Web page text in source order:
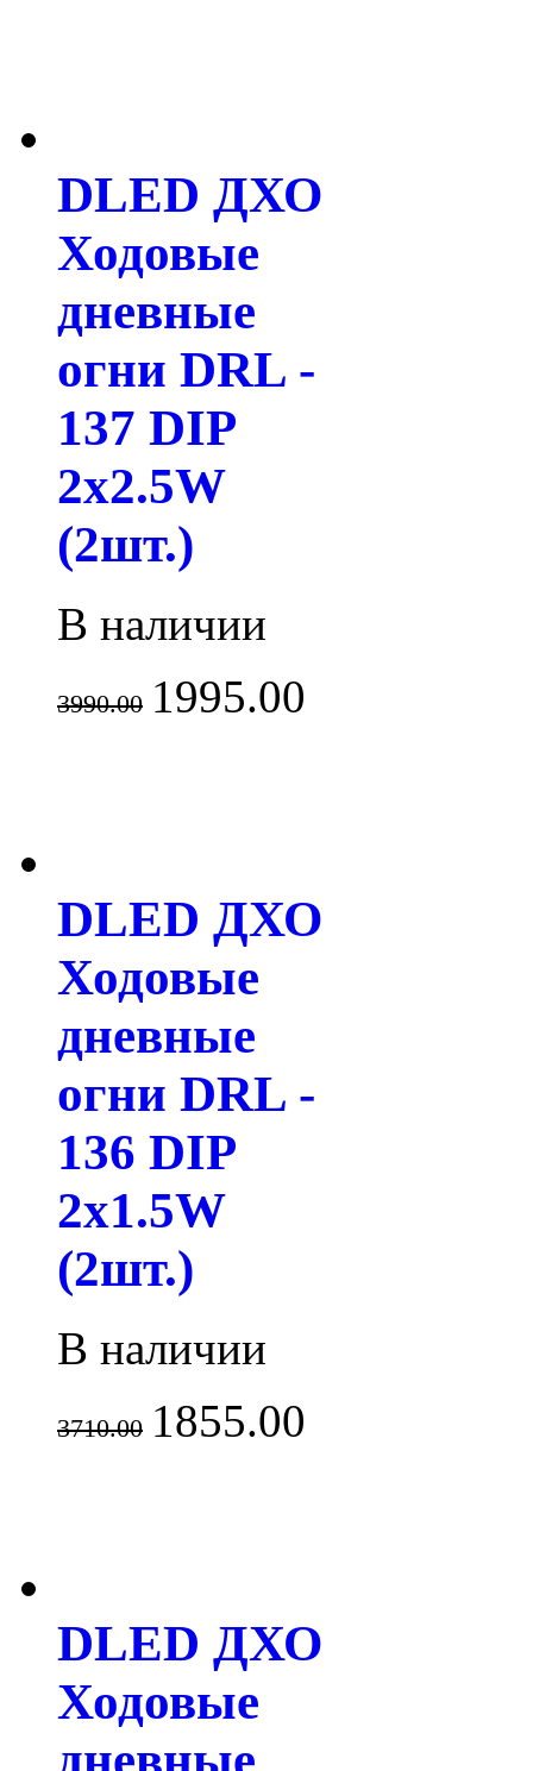
DLED ДХО
Ходовые
дневные
огни DRL -
137 DIP
2x2.5W
(2шт.)
В наличии
3990.00 1995.00
DLED ДХО
Ходовые
дневные
огни DRL -
136 DIP
2x1.5W
(2шт.)
В наличии
3710.00 1855.00
DLED ДХО
Ходовые
дневные